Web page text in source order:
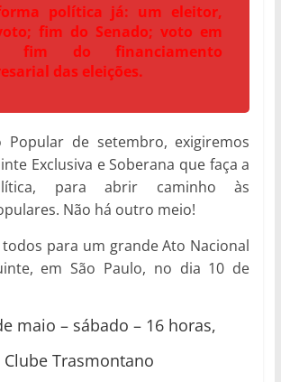
política já: um eleitor,
fim do Senado; voto em
fim do financiamento
das eleições.
Popular de setembro, exigiremos
Exclusiva e Soberana que faça a
para abrir caminho às
Não há outro meio!
todos para um grande Ato Nacional
em São Paulo, no dia 10 de
maio – sábado – 16 horas,
Clube Trasmontano